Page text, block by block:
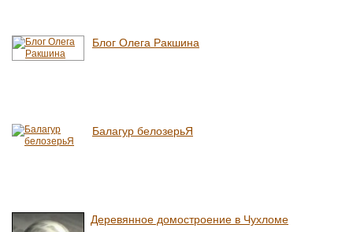
Блог Олега Ракшина
Балагур белозерьЯ
Деревянное домостроение в Чухломе